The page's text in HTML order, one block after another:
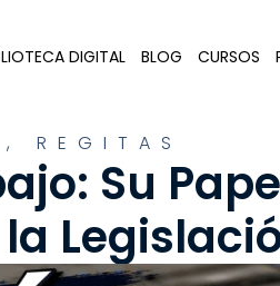
DIGITAL BLOG CURSOS
, REGITAS
Su